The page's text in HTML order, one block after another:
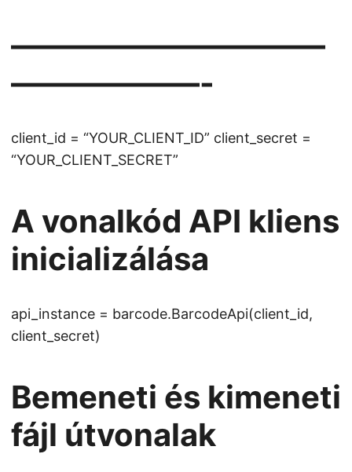
——————————
——————-
client_id = “YOUR_CLIENT_ID” client_secret =
“YOUR_CLIENT_SECRET”
A vonalkód API kliens
inicializálása
api_instance = barcode.BarcodeApi(client_id,
client_secret)
Bemeneti és kimeneti
fájl útvonalak